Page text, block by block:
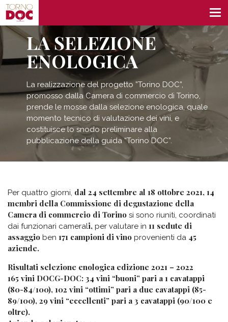
LA SELEZIONE
ENOLOGICA
La realizzazione del progetto ”Torino DOC”,
promosso dalla Camera di commercio di Torino,
prende le mosse dalla selezione enologica, quale
momento tecnico di valutazione dei vini, e
costituisce lo snodo preliminare alla
pubblicazione della guida “Torino DOC”.
Per quattro giorni, dal 24 settembre al 18 ottobre 2021, 14
membri della Commissione di degustazione della
Camera di commercio di Torino si sono riuniti, coordinati
dai funzionari camerali, per valutare in 11 sedute di
assaggio ben 171 campioni di vino provenienti da 45
aziende.
Risultati selezione enologica edizione 2021 – 2022
165 vini DOCG-DOC: 34 vini “buoni” pari a 1 cavatappi
(80-84/100), 102 vini “ottimi” pari a due cavatappi (85-
89/100), 29 vini “eccellenti” pari a 3 cavatappi (90/100 e
oltre).